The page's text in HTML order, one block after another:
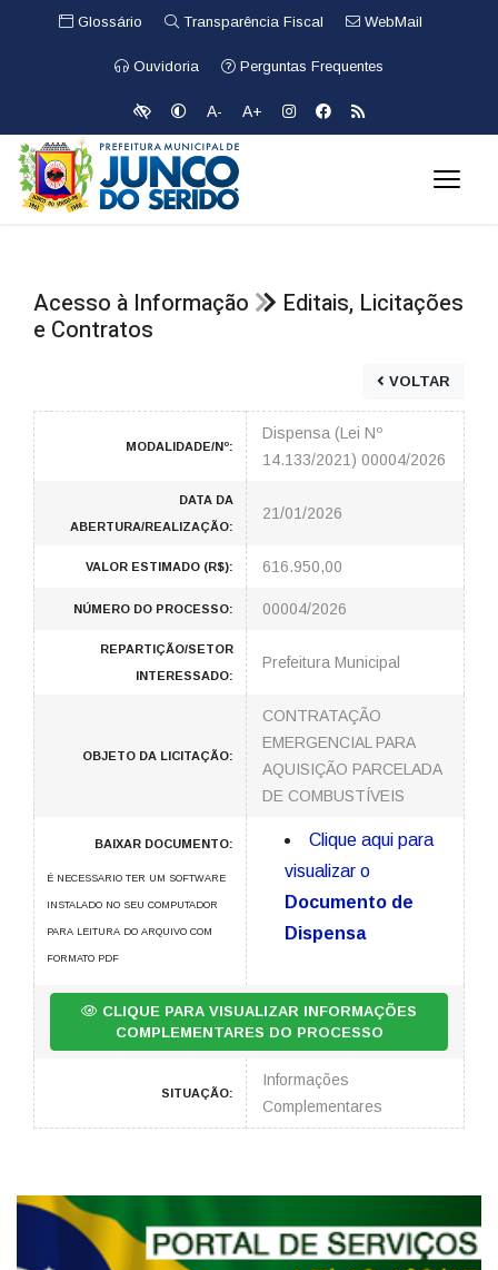
Glossário Transparência Fiscal WebMail
Ouvidoria Perguntas Frequentes
A- A+
Acesso à Informação
Editais, Licitações
e Contratos
VOLTAR
MODALIDADE/Nº:
Dispensa (Lei Nº
14.133/2021) 00004/2026
DATA DA
ABERTURA/REALIZAÇÃO:
21/01/2026
VALOR ESTIMADO (R$): 616.950,00
NÚMERO DO PROCESSO: 00004/2026
REPARTIÇÃO/SETOR
INTERESSADO:
Prefeitura Municipal
OBJETO DA LICITAÇÃO:
CONTRATAÇÃO
EMERGENCIAL PARA
AQUISIÇÃO PARCELADA
DE COMBUSTÍVEIS
BAIXAR DOCUMENTO:
É NECESSARIO TER UM SOFTWARE
INSTALADO NO SEU COMPUTADOR
PARA LEITURA DO ARQUIVO COM
FORMATO PDF
Clique aqui para
visualizar o
Documento de
Dispensa
CLIQUE PARA VISUALIZAR INFORMAÇÕES
COMPLEMENTARES DO PROCESSO
SITUAÇÃO:
Informações
Complementares